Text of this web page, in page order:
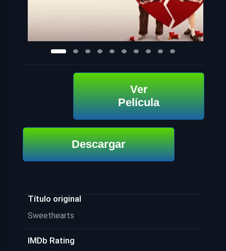
Ver
Película
Descargar
Título original
Sweethearts
IMDb Rating